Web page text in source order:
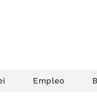
Empleo